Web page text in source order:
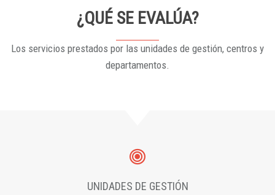
¿QUÉ SE EVALÚA?
Los servicios prestados por las unidades de gestión, centros y
departamentos.
UNIDADES DE GESTIÓN